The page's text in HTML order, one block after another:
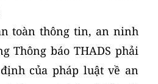
toàn thông tin, an ninh
Thông báo THADS phải
của pháp luật về an